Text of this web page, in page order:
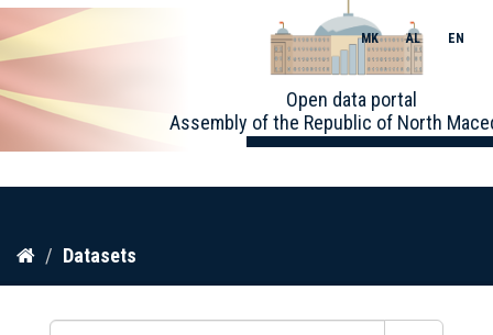
Skip
content
Open data portal
Assembly of the Republic of North
MK AL EN
Datasets